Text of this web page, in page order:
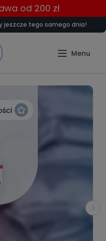
od 200 zł
jeszcze tego samego dnia!